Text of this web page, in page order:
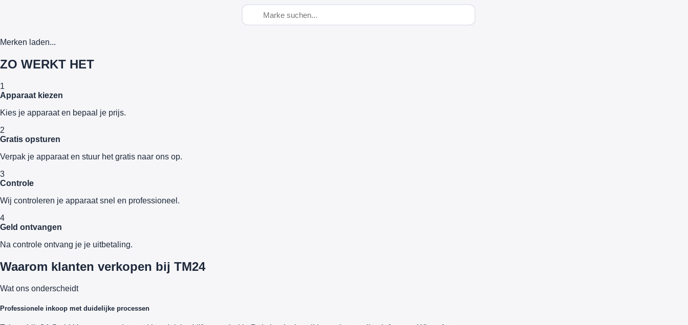
Merken laden...
ZO WERKT HET
1
Apparaat kiezen
Kies je apparaat en bepaal je prijs.
2
Gratis opsturen
Verpak je apparaat en stuur het gratis naar ons op.
3
Controle
Wij controleren je apparaat snel en professioneel.
4
Geld ontvangen
Na controle ontvang je je uitbetaling.
Waarom klanten verkopen bij TM24
Wat ons onderscheidt
Professionele inkoop met duidelijke processen